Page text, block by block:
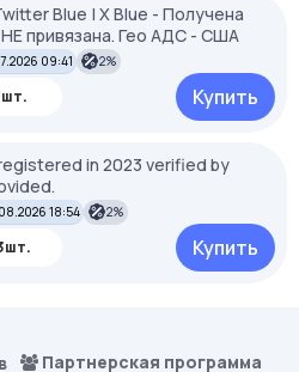
Blue | X Blue - Получена
НЕ привязана. Гео АДС - США
09:41 2%
Купить
in 2023 verified by
18:54 2%
Купить
Партнерская программа